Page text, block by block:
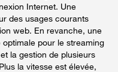
Internet. Une
des usages courants
web. En revanche, une
pour le streaming
la gestion de plusieurs
la vitesse est élevée,